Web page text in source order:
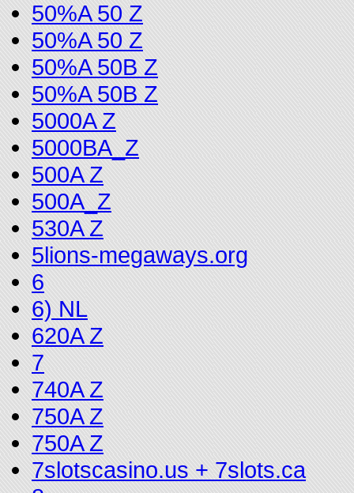
50%A 50 Z
50%A 50 Z
50%A 50B Z
50%A 50B Z
5000A Z
5000BA_Z
500A Z
500A_Z
530A Z
5lions-megaways.org
6
6) NL
620A Z
7
740A Z
750A Z
750A Z
7slotscasino.us + 7slots.ca